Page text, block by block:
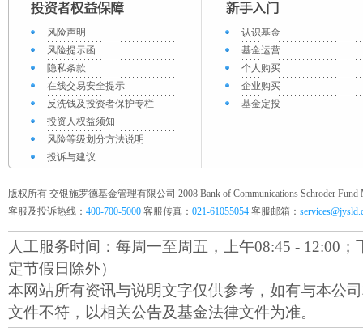
风险声明
风险提示函
隐私条款
在线交易安全提示
反洗钱及投资者保护专栏
投资人权益须知
风险等级划分方法说明
投诉与建议
认识基金
基金运营
个人购买
企业购买
基金定投
版权所有 交银施罗德基金管理有限公司 2008 Bank of Communications Schroder Fund
客服及投诉热线： 400-700-5000 客服传真： 021-61055054 客服邮箱：
人工服务时间：每周一至周五，上午08:45 - 12:00；
定节假日除外）
本网站所有资讯与说明文字仅供参考，如有与本公
文件不符，以相关公告及基金法律文件为准。